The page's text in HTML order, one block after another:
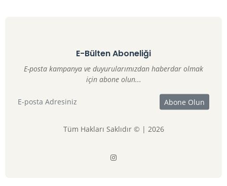
E-Bülten Aboneliği
E-posta kampanya ve duyurularımızdan haberdar olmak
için abone olun...
Tüm Hakları Saklıdır © | 2026